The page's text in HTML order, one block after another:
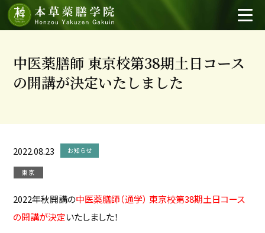
中医薬膳師 東京校第38期土日コース
の開講が決定いたしました
2022.08.23 お知らせ
東京
2022年秋開講の中医薬膳師（通学） 東京校第38期土日コース
の開講が決定いたしました！